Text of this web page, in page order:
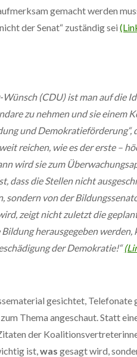
gemacht werden
der Senat“ zuständig sei
(CDU) ist man auf die
zu nehmen und sie einem
und
reichen, wie es der erste –
wird sie zum
dass die Stellen nicht
sondern von der
zeigt nicht zuletzt die
herausgegeben werden,
der Demokratie!“
gesichtet,
Thema angeschaut. Statt
der
ist,was gesagt wird,